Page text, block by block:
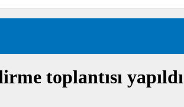
toplantısı yapıldı